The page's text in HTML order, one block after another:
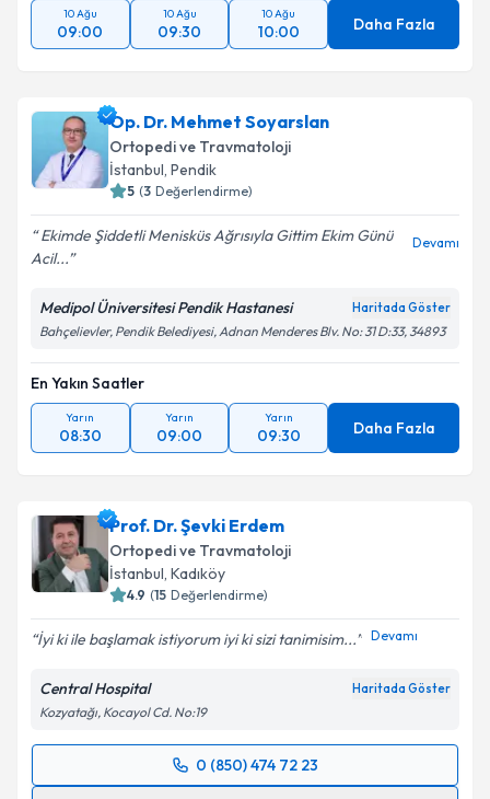
10 Ağu
09:00
10 Ağu
09:30
10 Ağu
10:00 Daha Fazla
Op. Dr. Mehmet Soyarslan
Ortopedi ve Travmatoloji
İstanbul, Pendik
5 (3 Değerlendirme)
Ekimde Şiddetli Menisküs Ağrısıyla Gittim Ekim Günü
Acil...
Devamı
Medipol Üniversitesi Pendik Hastanesi Haritada Göster
Bahçelievler, Pendik Belediyesi, Adnan Menderes Blv. No: 31 D:33, 34893
En Yakın Saatler
Yarın
08:30
Yarın
09:00
Yarın
09:30 Daha Fazla
Prof. Dr. Şevki Erdem
Ortopedi ve Travmatoloji
İstanbul, Kadıköy
4.9 (15 Değerlendirme)
İyi ki ile başlamak istiyorum iyi ki sizi tanimisim... Devamı
Central Hospital Haritada Göster
Kozyatağı, Kocayol Cd. No:19
0 (850) 474 72 23
Randevu Takvimi Talebi